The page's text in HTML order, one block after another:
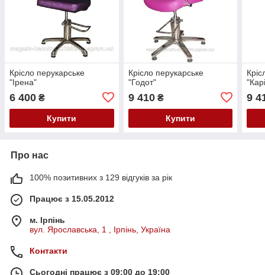
Крісло перукарське
"Ірена"
6 400 ₴
Купити
Крісло перукарське
"Годот"
9 410₴
Купити
9
Про нас
100% позитивних з 129 відгуків за рік
Працює з 15.05.2012
м. Ірпінь
вул. Ярославська, 1 , Ірпінь, Україна
Контакти
Сьогодні працює з 09:00 до 19:00